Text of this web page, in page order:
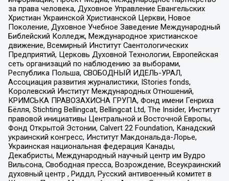
за права человека, Духовное Управление Евангельских
Христиан Украинской Христианской Церкви, Новое
Поколение, Духовное Учебное Заведение Международный
Библейский Колледж, Международное христианское
движение, Всемирный Институт Саентологических
Предприятий, Церковь Духовной Технологии, Европейская
сеть организаций по наблюдению за выборами,
Республика Польша, СВОБОДНЫЙ ИДЕЛЬ-УРАЛ,
Ассоциация развития журналистики, IStories fonds,
Королевский Институт Международных Отношений,
КРИМСЬКА ПРАВОЗАХИСНА ГРУПА, Фонд имени Генриха
Бёлля, Stichting Bellingcat, Bellingcat Ltd, The Insider, Институт
правовой инициативы Центральной и Восточной Европы,
Фонд Открытой Эстонии, Calvert 22 Foundation, Канадский
украинский конгресс, Институт Макдональда-Лорье,
Украинская национальная федерация Канады,
Декабристы, Международный научный центр им Вудро
Вильсона, Свободная пресса, Возрождение, Всеукраинский
духовный центр , Риддл, Русский антивоенный комитет в